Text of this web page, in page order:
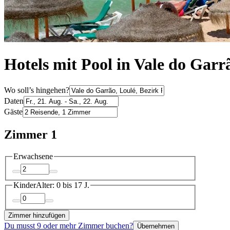
Hotels mit Pool in Vale do
Wo soll’s hingehen?
Daten
Gäste
Zimmer 1
Erwachsene
KinderAlter: 0 bis 17 J.
Zimmer hinzufügen
Du musst 9 oder mehr Zimmer buchen? Übernehmen